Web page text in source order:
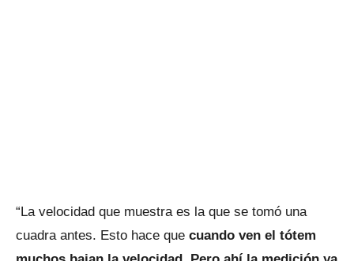
“La velocidad que muestra es la que se tomó una
cuadra antes. Esto hace que cuando ven el tótem